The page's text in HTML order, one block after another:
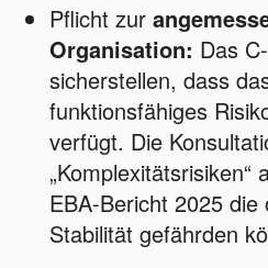
Pflicht zur
Organisation: Das
sicherstellen, dass
funktionsfähiges
verfügt. Die
„Komplexitätsrisiken“
EBA-Bericht 2025 die
Stabilität gefährden